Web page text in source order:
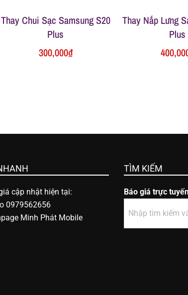
Thay Chui Sạc Samsung S20
Plus
300,000₫
Thay Nắp Lưng
Plus
cập nhật hiện tại:
0979562656
Minh Phát Mobile
TÌM KIẾM
Báo giá trực